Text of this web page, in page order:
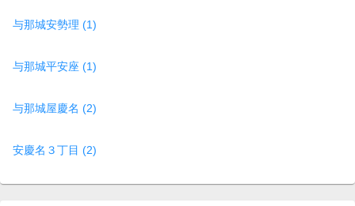
与那城安勢理 (1)
与那城平安座 (1)
与那城屋慶名 (2)
安慶名３丁目 (2)